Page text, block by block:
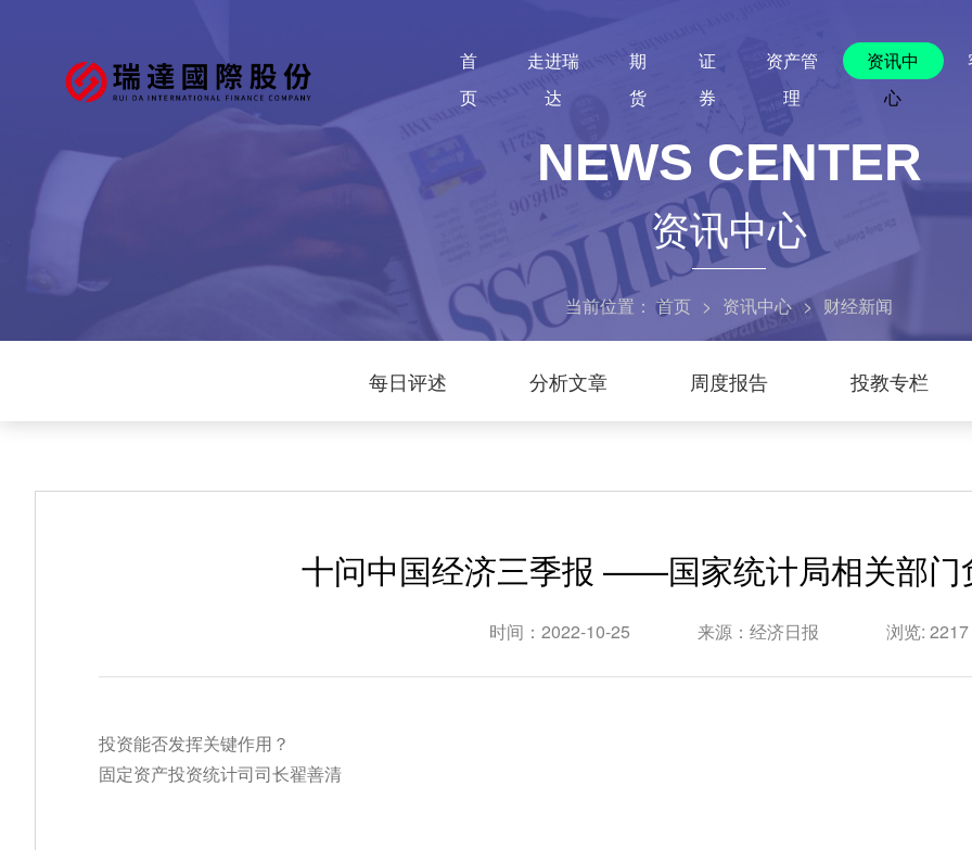
首
页
走进瑞
达
期
货
证
券
资产管
理
资讯中
心
NEWS CENTER
资讯中心
当前位置： 首页 > 资讯中心 > 财经新闻
每日评述 分析文章 周度报告 投教专栏
十问中国经济三季报 ——国家统计局相关部门
时间：2022-10-25 来源：经济日报 浏览: 2217
投资能否发挥关键作用？
固定资产投资统计司司长翟善清